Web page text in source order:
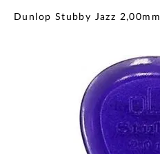
Dunlop Stubby Jazz 2,00mm